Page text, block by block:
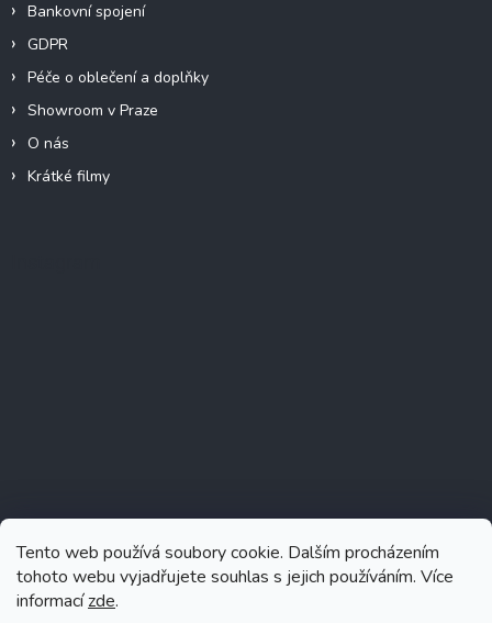
Tento web používá soubory cookie. Dalším procházením
tohoto webu vyjadřujete souhlas s jejich používáním. Více
informacízde.
Bankovní spojení
GDPR
Péče o oblečení a doplňky
Showroom v Praze
O nás
Krátké filmy